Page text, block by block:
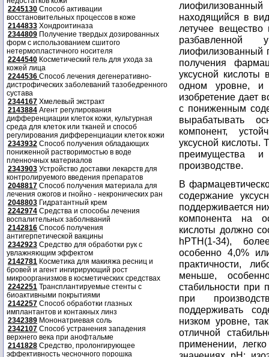
2245130 Способ активации
восстановительных процессов в коже
2144833 Хондроитиназа
2344809 Получение твердых дозированных
форм с использованием сшитого
нетермопластичного носителя
2244540 Косметический гель для ухода за
кожей лица
2244536 Способ лечения дегенеративно-
дистрофических заболеваний тазобедренного
сустава
2344167 Хмелевый экстракт
2143884 Агент регулирования
дифференциации клеток кожи, культурная
среда для клеток или тканей и способ
регулирования дифференциации клеток кожи
2343932 Способ получения обладающих
пониженной растворимостью в воде
пленночных материалов
2343903 Устройство доставки лекарств для
контролируемого введения препаратов
2048817 Способ получения материала для
лечения ожогов и гнойно - некронических ран
2048803 Гидратантный крем
2242974 Средства и способы лечения
воспалительных заболнваний
2142816 Способ получения
антигерпетической вакцины
2342923 Средство для обработки рук с
увлажняющим эффектом
2142781 Косметика для макияжа ресниц и
бровей и агент ингирирующий рост
микроорганизмов в косметических средствах
2242251 Трансплантируемые стенты с
биоактивными покрытиями
2142257 Способ обработки глазных
имплантантов и контакных линз
2342389 Мононатриевая соль
2342107 Способ устранения западения
верхнего века при анофтальме
2141828 Средство, пролонгирующее
эффективность чесночного порошка
находящийся в
летучее
разбавленной
лиофилизованный
получения
уксусной кислоты
одном уровне, и
изобретение дает
с пониженным
вырабатывать
компонент,
уксусной кислоты.
преимущества
производстве.
В
содержание
поддерживается
компонента на
кислоты должно
hPTH(1-34),
особенно 4,0%
практичности,
меньше,
стабильности при
при
поддерживать
низком уровне,
отличной
применении,